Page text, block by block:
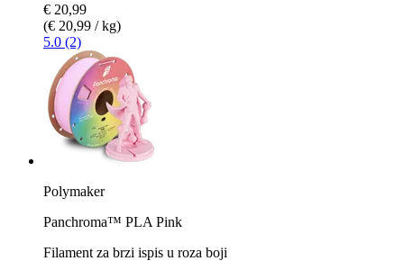
€ 20,99
(€ 20,99 / kg)
5.0 (2)
Polymaker
Panchroma™ PLA Pink
Filament za brzi ispis u roza boji